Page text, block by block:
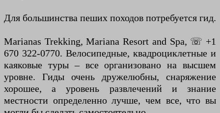
Для большинства пеших походов потребуется гид.
Marianas Trekking, Mariana Resort and Spa, ☏ +1
670 322-0770. Велосипедные, квадроциклетные и
каяковые туры – все организовано на высшем
уровне. Гиды очень дружелюбны, снаряжение
хорошее, а уровень развлечений и знание
местности определенно лучше, чем все, что вы